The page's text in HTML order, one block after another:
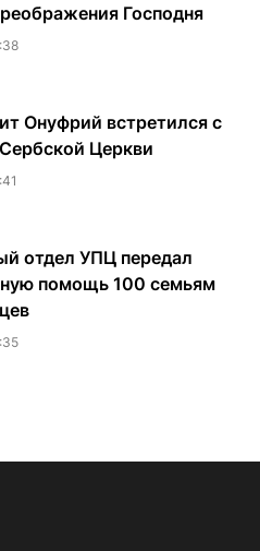
Господня
Онуфрий встретился с
Церкви
отдел УПЦ передал
помощь 100 семьям